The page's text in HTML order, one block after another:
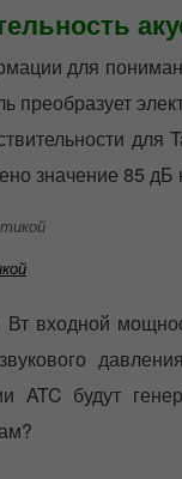
для
преобразует
для
значение 85 дБ
входной
будут